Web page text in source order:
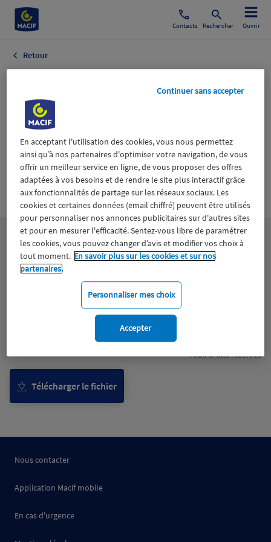
Contacts Rechercher Ouvrir
Retour
18 novembre 2021
Certifié avecWiztrust
trusted
sources
Télécharger le fichier
Tous droits réservés
Nous contacter
Application Macif mobile
En cas d'urgence
En acceptant l'utilisation des cookies, vous nous permettez
ainsi qu’à nos partenaires d'optimiser votre navigation, de vous
offrir un meilleur service en ligne, de vous proposer des offres
adaptées à vos besoins et de rendre le site plus interactif grâce
aux fonctionnalités de partage sur les réseaux sociaux. Les
cookies et certaines données (email chiffré) peuvent être utilisés
pour personnaliser nos annonces publicitaires sur d'autres sites
et pour en mesurer l'efficacité. Sentez-vous libre de paramétrer
les cookies, vous pouvez changer d’avis et modifier vos choix à
tout moment. En savoir plus sur les cookies et sur nos
partenaires.
Personnaliser mes choix
Continuer sans accepter
Accepter